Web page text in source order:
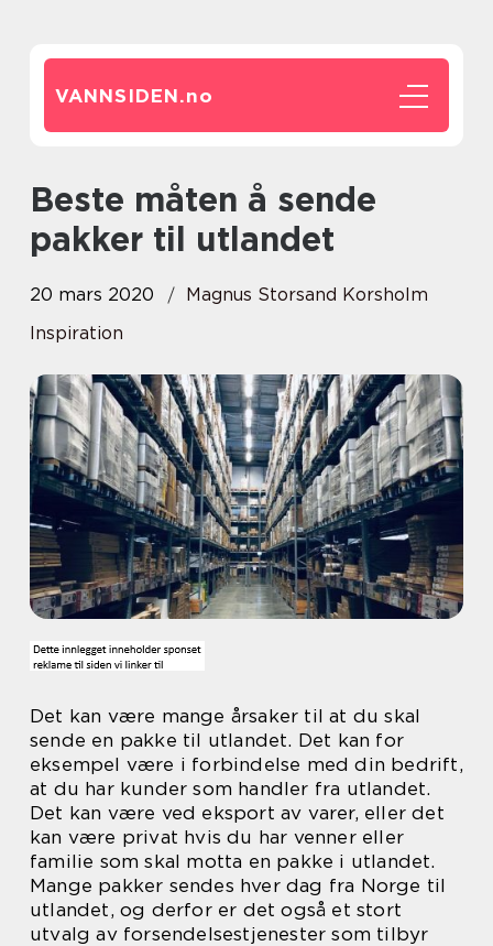
VANNSIDEN.no
Beste måten å sende
pakker til utlandet
20 mars 2020
Magnus Storsand Korsholm
Inspiration
Det kan være mange årsaker til at du skal
sende en pakke til utlandet. Det kan for
eksempel være i forbindelse med din bedrift,
at du har kunder som handler fra utlandet.
Det kan være ved eksport av varer, eller det
kan være privat hvis du har venner eller
familie som skal motta en pakke i utlandet.
Mange pakker sendes hver dag fra Norge til
utlandet, og derfor er det også et stort
utvalg av forsendelsestjenester som tilbyr